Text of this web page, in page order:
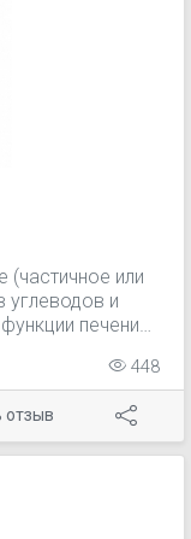
(травмы,
которых
невозможно,
период).
(частичное или
углеводов и
печени
и без 448
отзыв